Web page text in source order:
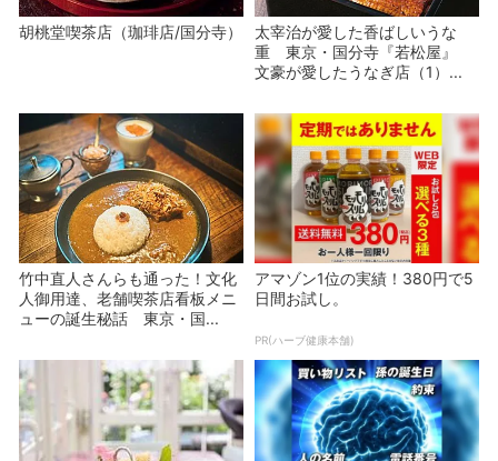
胡桃堂喫茶店（珈琲店/国分寺）
太宰治が愛した香ばしいうな
重 東京・国分寺『若松屋』
文豪が愛したうなぎ店（1）...
竹中直人さんらも通った！文化
人御用達、老舗喫茶店看板メニ
ューの誕生秘話 東京・国...
アマゾン1位の実績！380円で5
日間お試し。
PR(ハーブ健康本舗)